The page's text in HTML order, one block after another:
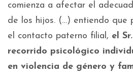
comienza a afectar el
de los hijos. (…) entiendo que
el contacto paterno filial, el
recorrido psicológico
en violencia de género y